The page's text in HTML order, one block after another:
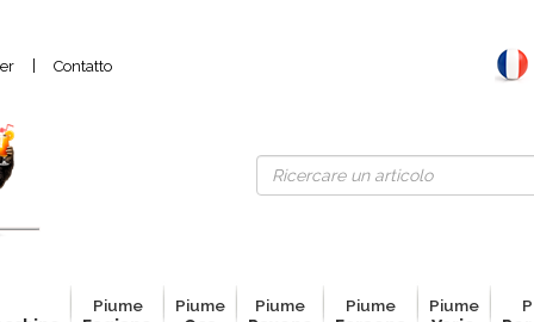
| Contatto
Piume
Piume
Piume
Piume
Piume